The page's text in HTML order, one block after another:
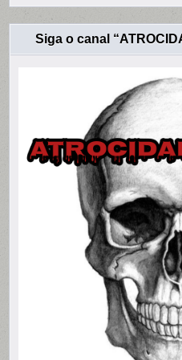
Siga o canal